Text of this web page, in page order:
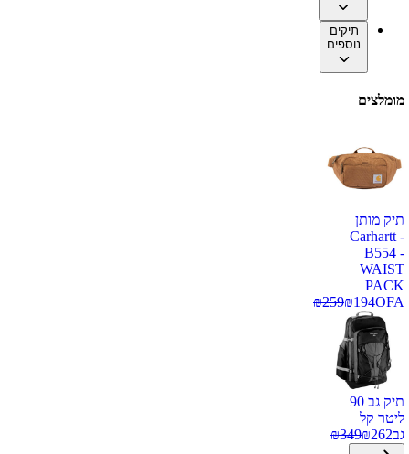
תיקים
נוספים
מומלצים
תיק מותן
Carhartt -
B554 -
WAIST
PACK
OFA
₪194
₪259
תיק גב 90
ליטר קל
גב
₪262
₪349